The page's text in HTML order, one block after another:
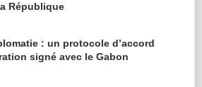
République
: un protocole d’accord
signé avec le Gabon